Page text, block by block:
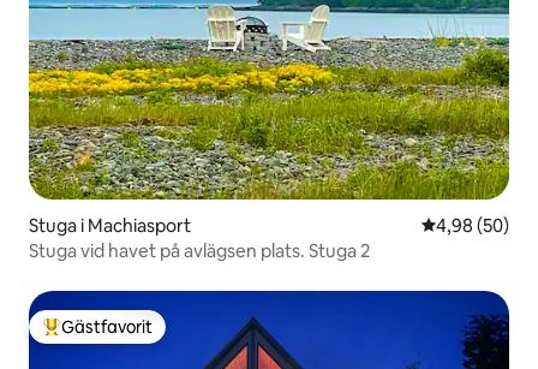
Stuga i Machiasport 4,98 av 5 i
4,98 (50)
Stuga vid havet på avlägsen plats. Stuga 2
Populär gästfavorit
Gästfavorit